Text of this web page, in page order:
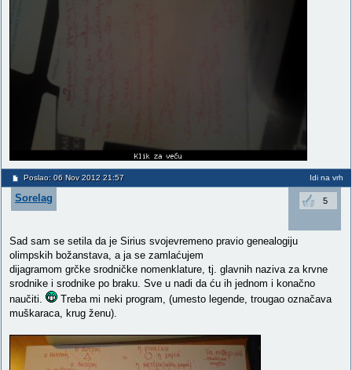
Poslao: 06 Nov 2012 21:57 Idi na vrh
Sorelag 5
Sad sam se setila da je Sirius svojevremeno pravio genealogiju
olimpskih božanstava, a ja se zamlaćujem
dijagramom grčke srodničke nomenklature, tj. glavnih naziva za krvne
srodnike i srodnike po braku. Sve u nadi da ću ih jednom i konačno
naučiti.
Treba mi neki program, (umesto legende, trougao označava
muškaraca, krug ženu).